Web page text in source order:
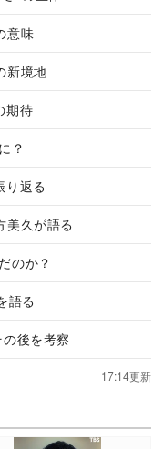
意味
新境地
期待
？
り返る
美久が語る
のか？
語る
後を考察
17:14更新